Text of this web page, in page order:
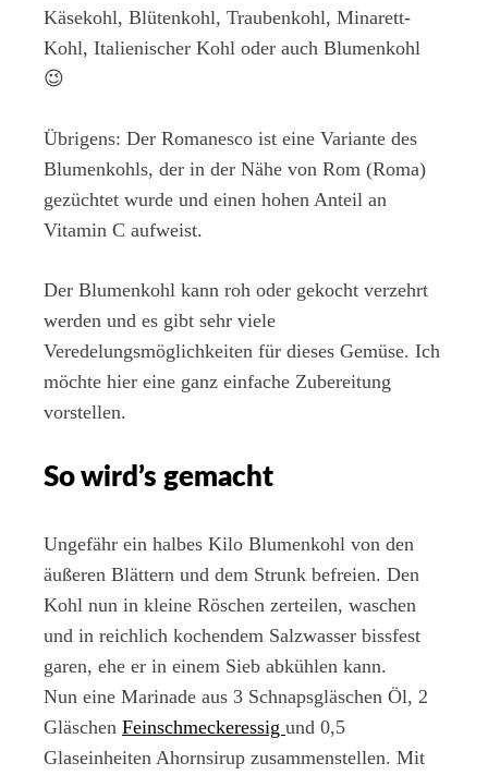
Käsekohl, Blütenkohl, Traubenkohl, Minarett-
Kohl, Italienischer Kohl oder auch Blumenkohl
😉
Übrigens: Der Romanesco ist eine Variante des
Blumenkohls, der in der Nähe von Rom (Roma)
gezüchtet wurde und einen hohen Anteil an
Vitamin C aufweist.
Der Blumenkohl kann roh oder gekocht verzehrt
werden und es gibt sehr viele
Veredelungsmöglichkeiten für dieses Gemüse. Ich
möchte hier eine ganz einfache Zubereitung
vorstellen.
So wird’s gemacht
Ungefähr ein halbes Kilo Blumenkohl von den
äußeren Blättern und dem Strunk befreien. Den
Kohl nun in kleine Röschen zerteilen, waschen
und in reichlich kochendem Salzwasser bissfest
garen, ehe er in einem Sieb abkühlen kann.
Nun eine Marinade aus 3 Schnapsgläschen Öl, 2
Gläschen Feinschmeckeressig und 0,5
Glaseinheiten Ahornsirup zusammenstellen. Mit